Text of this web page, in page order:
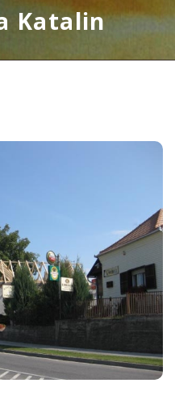
Katalin